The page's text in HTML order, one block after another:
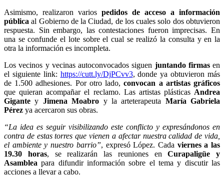
Asimismo, realizaron varios pedidos de acceso a información
pública al Gobierno de la Ciudad, de los cuales solo dos obtuvieron
respuesta. Sin embargo, las contestaciones fueron imprecisas. En
una se confunde el lote sobre el cual se realizó la consulta y en la
otra la información es incompleta.
Los vecinos y vecinas autoconvocados siguen juntando firmasen
el siguiente link: https://cutt.ly/DjPCvv3, donde ya obtuvieron más
de 1.500 adhesiones. Por otro lado,convocan a artistas gráficos
que quieran acompañar el reclamo. Las artistas plásticas Andrea
Gigante y Jimena Moabro y la arteterapeuta María Gabriela
Pérez ya acercaron sus obras.
“La idea es seguir visibilizando este conflicto y expresándonos en
contra de estas torres que vienen a afectar nuestra calidad de vida,
el ambiente y nuestro barrio”, expresó López. Cada viernes a las
19.30 horas, se realizarán las reuniones enCurapaligüe y
Asamblea para difundir información sobre el tema y discutir las
acciones a llevar a cabo.